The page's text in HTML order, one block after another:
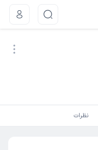
نظرات